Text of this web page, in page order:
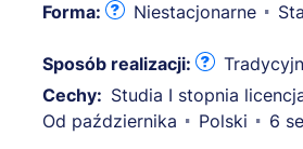
Forma: Niestacjonarne
Sposób realizacji:
Cechy: Studia I stopnia
Od października
Polski 6